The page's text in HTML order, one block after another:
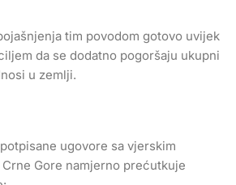
tim povodom gotovo uvijek
da se dodatno pogoršaju ukupni
u zemlji.
ugovore sa vjerskim
Crne Gore namjerno prećutkuje